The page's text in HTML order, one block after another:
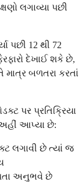
લગાવ્યા પછી
પછી 12 થી 72
દેખાઈ શકે છે,
માત્ર બળતરા કરતાં
પર પ્રતિક્રિયા
અહીં આપ્યા છે:
લગાવી છે ત્યાં જ
અનુભવે છે